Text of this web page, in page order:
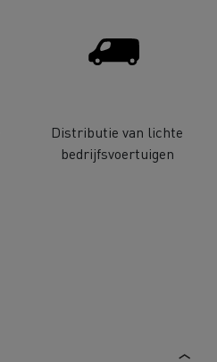
Distributie van lichte
bedrijfsvoertuigen